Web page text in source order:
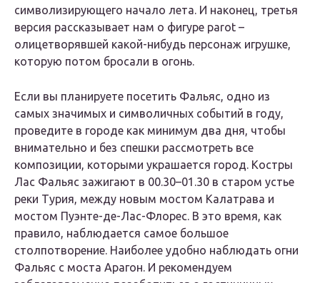
символизирующего начало лета. И наконец, третья
версия рассказывает нам о фигуре parot –
олицетворявшей какой-нибудь персонаж игрушке,
которую потом бросали в огонь.
Если вы планируете посетить Фальяс, одно из
самых значимых и символичных событий в году,
проведите в городе как минимум два дня, чтобы
внимательно и без спешки рассмотреть все
композиции, которыми украшается город. Костры
Лас Фальяс зажигают в 00.30–01.30 в старом устье
реки Турия, между новым мостом Калатрава и
мостом Пуэнте-де-Лас-Флорес. В это время, как
правило, наблюдается самое большое
столпотворение. Наиболее удобно наблюдать огни
Фальяс с моста Арагон. И рекомендуем